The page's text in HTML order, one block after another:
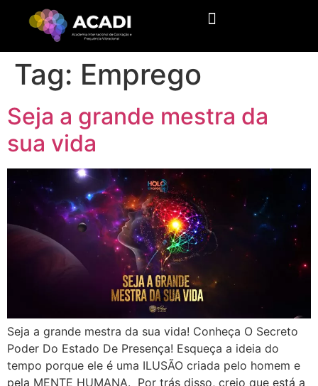
Tag: Emprego
Seja a grande mestra da
sua vida
Seja a grande mestra da sua vida! Conheça O Secreto
Poder Do Estado De Presença! Esqueça a ideia do
tempo porque ele é uma ILUSÃO criada pelo homem e
pela MENTE HUMANA. Por trás disso, creio que está a